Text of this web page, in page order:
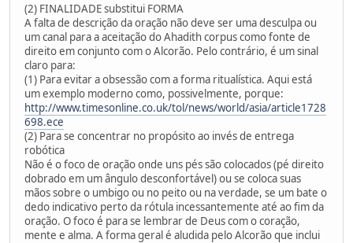
(2) FINALIDADE substitui FORMA
A falta de descrição da oração não deve ser uma desculpa ou
um canal para a aceitação do Ahadith corpus como fonte de
direito em conjunto com o Alcorão. Pelo contrário, é um sinal
claro para:
(1) Para evitar a obsessão com a forma ritualística. Aqui está
um exemplo moderno como, possivelmente, porque:
http://www.timesonline.co.uk/tol/news/world/asia/article1728
698.ece
(2) Para se concentrar no propósito ao invés de entrega
robótica
Não é o foco de oração onde uns pés são colocados (pé direito
dobrado em um ângulo desconfortável) ou se coloca suas
mãos sobre o umbigo ou no peito ou na verdade, se um bate o
dedo indicativo perto da rótula incessantemente até ao fim da
oração. O foco é para se lembrar de Deus com o coração,
mente e alma. A forma geral é aludida pelo Alcorão que inclui